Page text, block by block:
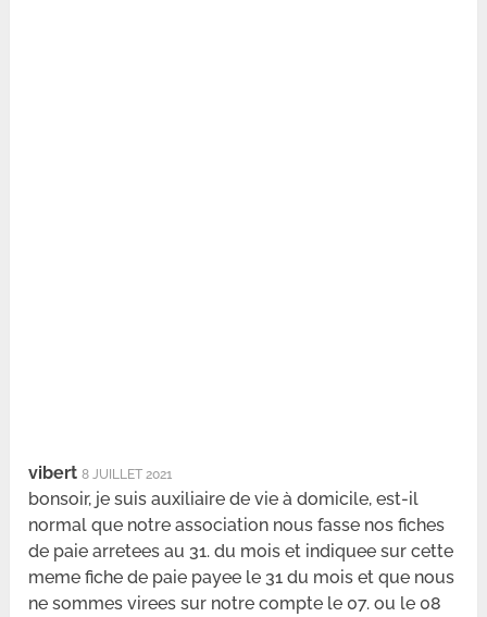
vibert 8 JUILLET 2021
bonsoir, je suis auxiliaire de vie à domicile, est-il
normal que notre association nous fasse nos fiches
de paie arretees au 31. du mois et indiquee sur cette
meme fiche de paie payee le 31 du mois et que nous
ne sommes virees sur notre compte le 07. ou le 08